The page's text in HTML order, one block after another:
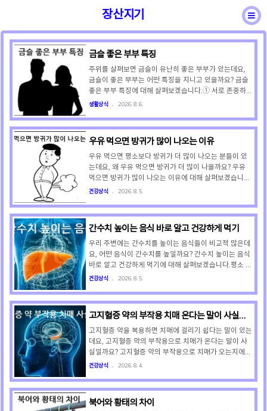
장산지기
바른용어 일반상식 성어속담
금슬 좋은 부부 특징
주위를 살펴보면 금슬이 유난히 좋은 부부가 있는데요,
금슬이 좋은 부부는 어떤 특징을 지니고 있을까요? 금슬
좋은 부부 특징에 대해 살펴보겠습니다.① 서로 존중하고
인정한다서로를 내 소유물이 아닌 독립된 인격체로 대하
없는 대화법을 쓴다갈등이 생겼을 때 상대를 공격하는 대
자신의 감정을 전달하는 대화법을 씁니다. ③ 진심 어린
경청과 호응을 한다배우자가 말할 때는 눈을 맞추며 감정
에 공감하고 적극적으로 리액션을 해줍니다. ④ 고맙다
미안하다는 말을 아끼지 않는다일상 속 작은 일에도 "고
마워", 잘못했을 때는 자존심을 버리고 "미안해", 그리고
생활상식 2026. 8. 6.
우유 먹으면 방귀가 많이 나오는 이유
우유 먹으면 평소보다 방귀가 더 많이 나오는 분들이 있
는데요, 왜 우유 먹으면 방귀가 더 많이 나올까요? 우유
먹으면 방귀가 많이 나오는 이유에 대해 살펴보겠습니다.
우유를 먹으면 평소보다 방귀가 더 많이 나오는 이유는
가 발생하기 때문인데요, 자세한 설명은 아래와 같습니
족하면 우유의 유당이 소화되지 않은 채 대장으로 내려갑
니다. ②소화되지 않고 대장에 도달한 우유의 유당을 대
장 내 미생물들이 분해하는 과정에서 수소, 이산화탄소,
메탄 등의 가스가 다량으로 생성됩니다. ③ 다량으로 생
성된 가스 때문에 방귀가 많이 나오게 되고, 복부 팽만감,
건강상식 2026. 8. 5.
간수치 높이는 음식 바로 알고 건강하게 먹기
우리 주변에는 간수치를 높이는 음식들이 비교적 많은데
요, 어떤 음식이 간수치를 높일까요? 간수치 높이는 음식
바로 알고 건강하게 먹기에 대해 살펴보겠습니다.평소 많
이 먹으면 간수치를 높이고 간세포에 염증과 지방을 쌓이
올과 그 대사산물(아세트알데히드)이 간세포를 직접 파
다. ② 튀김튀김 속 트랜스지방과 산화된 기름이 간세포
에 염증을 유발하고 대사 기능을 마비시키기 때문에 간수
치가 높아집니다. ③ 가공육(햄·베이컨·소시지 등)가공육
에 있는 다량의 포화지방과 화학보존제(아질산나트륨)가
간세포에 염증을 유발하고 대사 과부하를 일으키기 때문
자 등)패스트..
건강상식 2026. 8. 5.
고지혈증 약의 부작용 치매 온다는 말이 사실일
까
고지혈증 약을 복용하면 치매에 걸리기 쉽다는 말이 있는
데요, 고지혈증 약의 부작용으로 치매가 온다는 말이 사
실일까요? 고지혈증 약의 부작용으로 치매가 오는지에
대해 살펴보겠습니다.고지혈증 치료제인 스타틴(Statin)
이 아닙니다. 한마디로 말해 헛소문이라는 것입니다. 과
을 수 있음을 경고한 적이 있으나, 최신 임상 실험에 따르
건강상식 2026. 8. 4.
북어와 황태의 차이